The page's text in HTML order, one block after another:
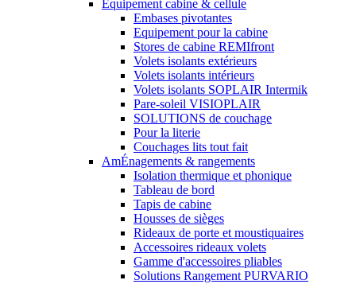
Equipement cabine & cellule
Embases pivotantes
Equipement pour la cabine
Stores de cabine REMIfront
Volets isolants extérieurs
Volets isolants intérieurs
Volets isolants SOPLAIR Intermik
Pare-soleil VISIOPLAIR
SOLUTIONS de couchage
Pour la literie
Couchages lits tout fait
AmÉnagements & rangements
Isolation thermique et phonique
Tableau de bord
Tapis de cabine
Housses de sièges
Rideaux de porte et moustiquaires
Accessoires rideaux volets
Gamme d'accessoires pliables
Solutions Rangement PURVARIO